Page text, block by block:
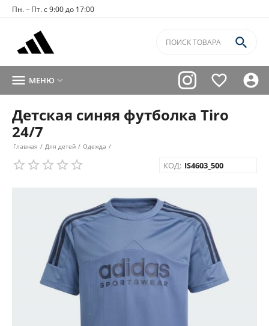
Пн. – Пт. с 9:00 до 17:00



 МЕНЮ 
Детская синяя футболка Tiro
24/7
Главная / Для детей / Одежда /
КОД: IS4603_500